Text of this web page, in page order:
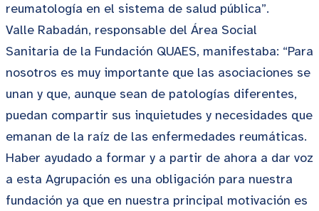
reumatología en el sistema de salud pública”.
Valle Rabadán, responsable del Área Social
Sanitaria de la Fundación QUAES, manifestaba: “Para
nosotros es muy importante que las asociaciones se
unan y que, aunque sean de patologías diferentes,
puedan compartir sus inquietudes y necesidades que
emanan de la raíz de las enfermedades reumáticas.
Haber ayudado a formar y a partir de ahora a dar voz
a esta Agrupación es una obligación para nuestra
fundación ya que en nuestra principal motivación es